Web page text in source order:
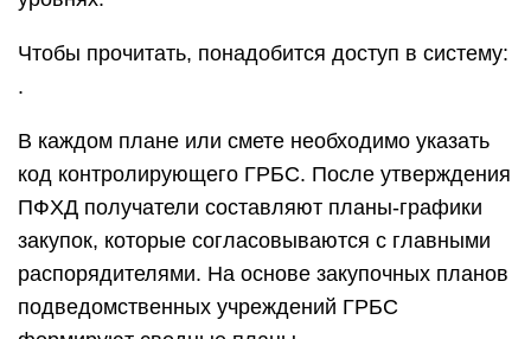
Чтобы прочитать, понадобится доступ в систему:
.
В каждом плане или смете необходимо указать
код контролирующего ГРБС. После утверждения
ПФХД получатели составляют планы-графики
закупок, которые согласовываются с главными
распорядителями. На основе закупочных планов
подведомственных учреждений ГРБС